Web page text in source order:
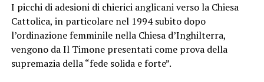
I picchi di adesioni di chierici anglicani verso la Chiesa
Cattolica, in particolare nel 1994 subito dopo
l’ordinazione femminile nella Chiesa d’Inghilterra,
vengono da Il Timone presentati come prova della
supremazia della “fede solida e forte”.